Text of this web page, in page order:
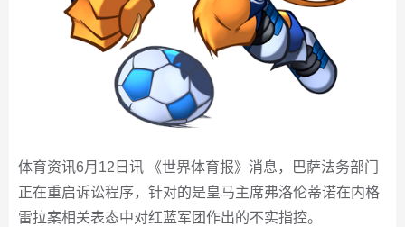
体育资讯6月12日讯 《世界体育报》消息，巴萨法务部门
正在重启诉讼程序，针对的是皇马主席弗洛伦蒂诺在内格
雷拉案相关表态中对红蓝军团作出的不实指控。